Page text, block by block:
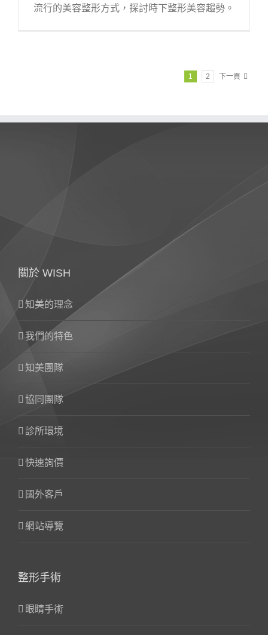
流行的美容整形方式，探討時下整形美容趨勢。
1 2 下一頁
關於 WISH
知美的理念
我們的特色
知美團隊
協同團隊
診所環境
快速詢價
國外客戶
網站導覽
整形手術
眼睛手術